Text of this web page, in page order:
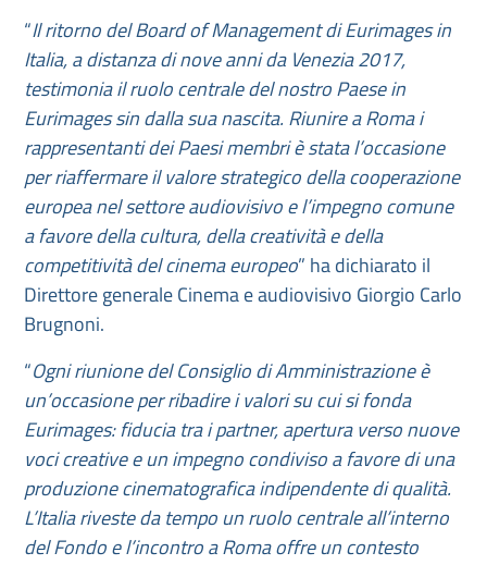
“Il ritorno del Board of Management di Eurimages in
Italia, a distanza di nove anni da Venezia 2017,
testimonia il ruolo centrale del nostro Paese in
Eurimages sin dalla sua nascita. Riunire a Roma i
rappresentanti dei Paesi membri è stata l’occasione
per riaffermare il valore strategico della cooperazione
europea nel settore audiovisivo e l’impegno comune
a favore della cultura, della creatività e della
competitività del cinema europeo” ha dichiarato il
Direttore generale Cinema e audiovisivo Giorgio Carlo
Brugnoni.
“Ogni riunione del Consiglio di Amministrazione è
un’occasione per ribadire i valori su cui si fonda
Eurimages: fiducia tra i partner, apertura verso nuove
voci creative e un impegno condiviso a favore di una
produzione cinematografica indipendente di qualità.
L’Italia riveste da tempo un ruolo centrale all’interno
del Fondo e l’incontro a Roma offre un contesto